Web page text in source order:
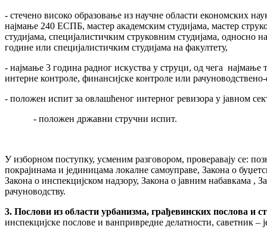
- стечено високо образовање из научне области економских
најмање 240 ЕСПБ, мастер академским студијама, мастер
студијама, специјалистичким струковним студијама, односно
године или специјалистичким студијама на факултету,
- најмање 3 година радног искуства у струци, од чега најмање
интерне контроле, финансијске контроле или
- положен испит за овлашћеног интерног ревизора у јавном
- положен државни стручни испит.
У изборном поступку, усменим разговором, проверавају се:
покрајинама и јединицама локалне самоуправе, Закона о
Закона о инспекцијском надзору, Закона о јавним набавкама ,
рачуноводству.
3. Послови из области урбанизма, грађевинских послова и
инспекцијске послове и ванпривредне делатности, саветник –